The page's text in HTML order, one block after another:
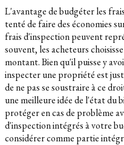
L'avantage de budgéter les
tenté de faire des économies
frais d'inspection peuvent
souvent, les acheteurs
montant. Bien qu'il puisse y
inspecter une propriété est
de ne pas se soustraire à ce
une meilleure idée de l'état du
protéger en cas de problème
d'inspection intégrés à votre
considérer comme partie